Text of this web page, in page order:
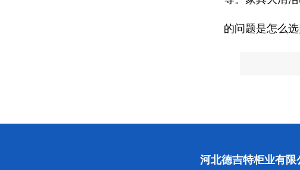
的问题是怎么
河北德吉特柜业有限